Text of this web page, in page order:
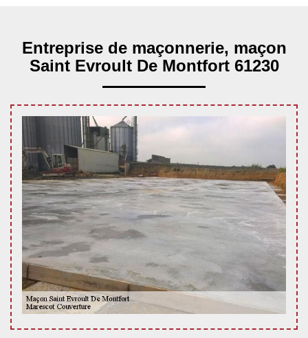
Entreprise de maçonnerie, maçon
Saint Evroult De Montfort 61230